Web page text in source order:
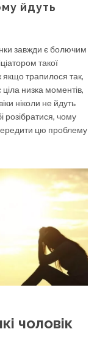
йдуть
завжди є болючим
такої
якщо трапилося так,
ціла низка моментів,
ніколи не йдуть
розібратися, чому
цю проблему
чоловік